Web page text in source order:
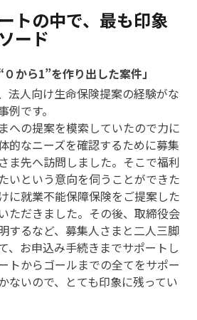
トの中で、最も印象
ード
から1”を作り出した案件」
法人向け生命保険提案の経験がな
です。
への提案を模索していたので力に
的なニーズを確認するために募集
ま先へ訪問しました。そこで福利
いという意向を伺うことができた
に就業不能保障保険をご提案した
ただきました。その後、取締役会
するなど、募集人さまと二人三脚
、お申込み手続きまでサポートし
トからゴールまでの全てをサポー
ないので、とても印象に残ってい